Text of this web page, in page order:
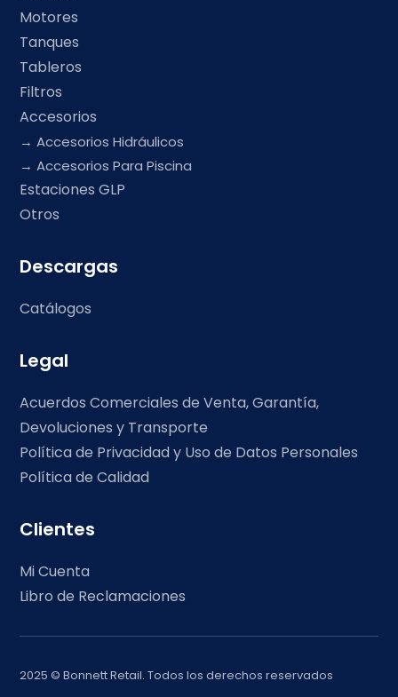
Motores
Tanques
Tableros
Filtros
Accesorios
Accesorios Hidráulicos
Accesorios Para Piscina
Estaciones GLP
Otros
Descargas
Catálogos
Legal
Acuerdos Comerciales de Venta, Garantía,
Devoluciones y Transporte
Política de Privacidad y Uso de Datos Personales
Política de Calidad
Clientes
Mi Cuenta
Libro de Reclamaciones
2025 © Bonnett Retail. Todos los derechos reservados